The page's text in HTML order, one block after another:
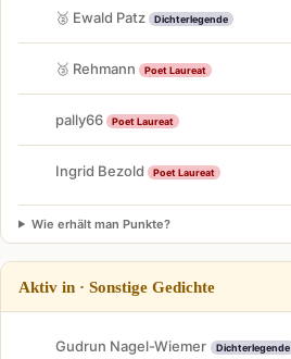
🥈 Ewald Patz Dichterlegende
🥉 Rehmann Poet Laureat
pally66 Poet Laureat
Ingrid Bezold Poet Laureat
Wie erhält man Punkte?
Aktiv in · Sonstige Gedichte
Gudrun Nagel-Wiemer Dichterlegende